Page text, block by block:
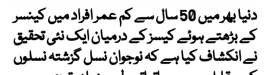
دنیا بھر میں 50 سال سے کم عمر افراد میں کینسر
کے بڑھتے ہوئے کیسز کے درمیان ایک نئی تحقیق
نے انکشاف کیا ہے کہ نوجوان نسل گزشتہ نسلوں